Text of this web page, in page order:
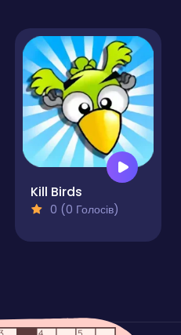
Kill Birds
0 (0 Голосів)